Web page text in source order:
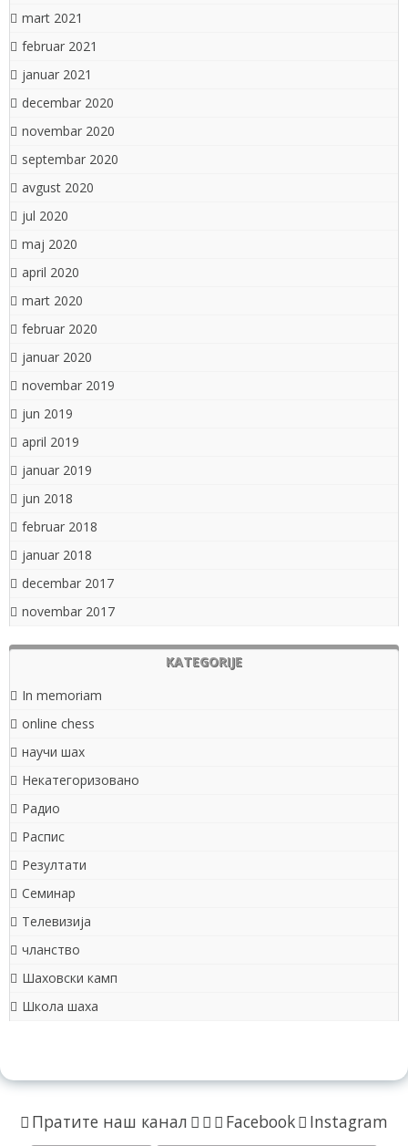
mart 2021
februar 2021
januar 2021
decembar 2020
novembar 2020
septembar 2020
avgust 2020
jul 2020
maj 2020
april 2020
mart 2020
februar 2020
januar 2020
novembar 2019
jun 2019
april 2019
januar 2019
jun 2018
februar 2018
januar 2018
decembar 2017
novembar 2017
KATEGORIJE
In memoriam
online chess
научи шах
Некатегоризовано
Радио
Распис
Резултати
Семинар
Телевизија
чланство
Шаховски камп
Школа шаха
Пратите наш канал Facebook Instagram